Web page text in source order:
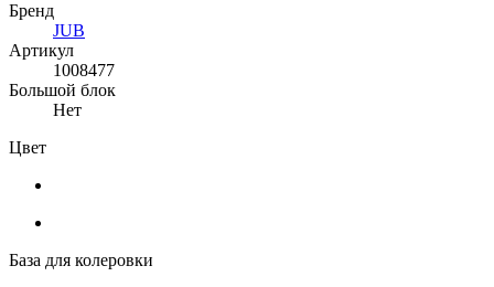
Бренд
JUB
Артикул
1008477
Большой блок
Нет
Цвет
База для колеровки